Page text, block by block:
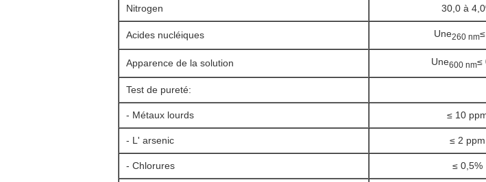
Nitrogen 30,0 à
Acides nucléiques Une260 nm
Apparence de la solution Une600 nm≤
Test de pureté:
- Métaux lourds ≤ 10
- L' arsenic ≤ 2 ppm
- Chlorures ≤ 0,5%